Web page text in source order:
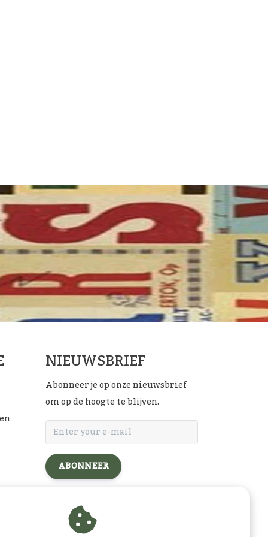
NIEUWSBRIEF
Abonneer je op onze nieuwsbrief
om op de hoogte te blijven.
ABONNEER